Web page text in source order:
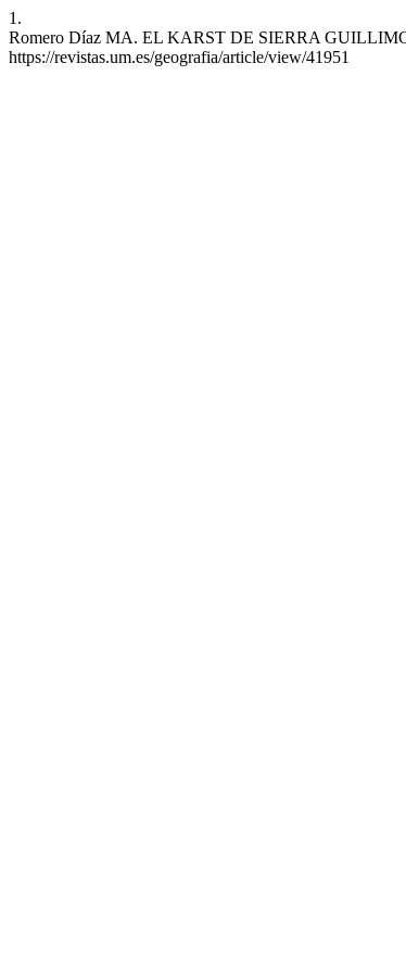
1.
Romero Díaz MA. EL KARST DE SIERRA
https://revistas.um.es/geografia/article/view/41951